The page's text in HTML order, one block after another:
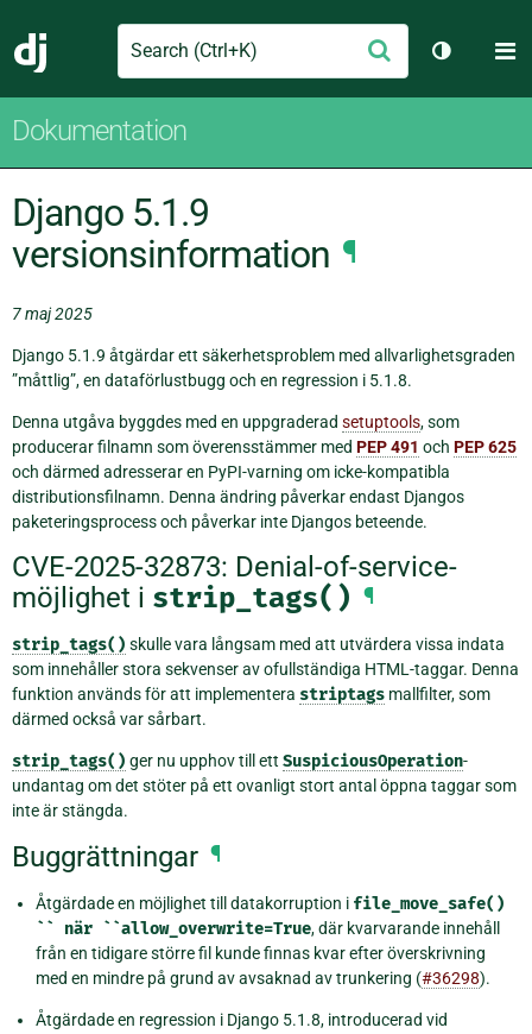
Django
Search Skicka
Växla
Dokumentation
Django 5.1.9
versionsinformation ¶
7 maj 2025
Django 5.1.9 åtgärdar ett säkerhetsproblem med allvarlighetsgraden
”måttlig”, en dataförlustbugg och en regression i 5.1.8.
Denna utgåva byggdes med en uppgraderad setuptools, som
producerar filnamn som överensstämmer med PEP 491 och PEP 625
och därmed adresserar en PyPI-varning om icke-kompatibla
distributionsfilnamn. Denna ändring påverkar endast Djangos
paketeringsprocess och påverkar inte Djangos beteende.
CVE-2025-32873: Denial-of-service-
möjlighet i strip_tags() ¶
strip_tags() skulle vara långsam med att utvärdera vissa indata
som innehåller stora sekvenser av ofullständiga HTML-taggar. Denna
funktion används för att implementera striptags mallfilter, som
därmed också var sårbart.
strip_tags() ger nu upphov till ett SuspiciousOperation-
undantag om det stöter på ett ovanligt stort antal öppna taggar som
inte är stängda.
Buggrättningar ¶
Åtgärdade en möjlighet till datakorruption i file_move_safe()
``
när ``allow_overwrite=True, där kvarvarande innehåll
från en tidigare större fil kunde finnas kvar efter överskrivning
med en mindre på grund av avsaknad av trunkering (#36298).
Åtgärdade en regression i Django 5.1.8, introducerad vid